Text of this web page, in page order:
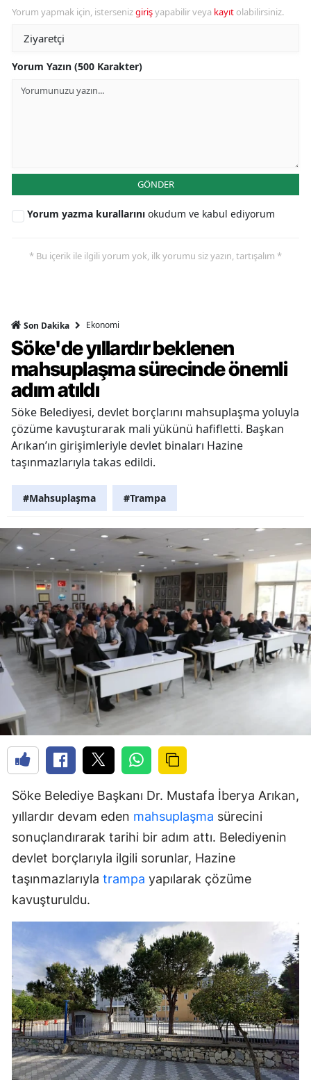
Yorum yapmak için, istersenizgirişyapabilir veya kayıt olabilirsiniz.
Yorum Yazın (500 Karakter)
GÖNDER
Yorum yazma kurallarını okudum ve kabul ediyorum
* Bu içerik ile ilgili yorum yok, ilk yorumu siz yazın, tartışalım *
Son Dakika Ekonomi
Söke'de yıllardır beklenen
mahsuplaşma sürecinde önemli
adım atıldı
Söke Belediyesi, devlet borçlarını mahsuplaşma yoluyla
çözüme kavuşturarak mali yükünü hafifletti. Başkan
Arıkan’ın girişimleriyle devlet binaları Hazine
taşınmazlarıyla takas edildi.
#Mahsuplaşma #Trampa
Söke Belediye Başkanı Dr. Mustafa İberya Arıkan,
yıllardır devam eden mahsuplaşma sürecini
sonuçlandırarak tarihi bir adım attı. Belediyenin
devlet borçlarıyla ilgili sorunlar, Hazine
taşınmazlarıyla trampa yapılarak çözüme
kavuşturuldu.